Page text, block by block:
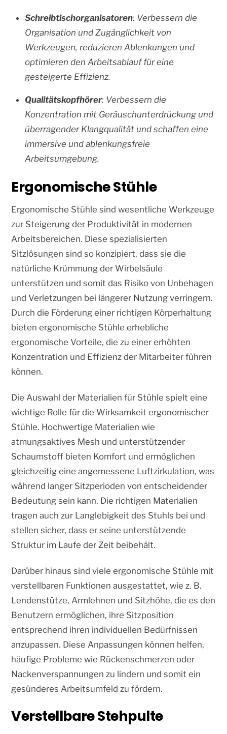
Schreibtischorganisatoren: Verbessern die
Organisation und Zugänglichkeit von
Werkzeugen, reduzieren Ablenkungen und
optimieren den Arbeitsablauf für eine
gesteigerte Effizienz.
Qualitätskopfhörer: Verbessern die
Konzentration mit Geräuschunterdrückung und
überragender Klangqualität und schaffen eine
immersive und ablenkungsfreie
Arbeitsumgebung.
Ergonomische Stühle
Ergonomische Stühle sind wesentliche Werkzeuge
zur Steigerung der Produktivität in modernen
Arbeitsbereichen. Diese spezialisierten
Sitzlösungen sind so konzipiert, dass sie die
natürliche Krümmung der Wirbelsäule
unterstützen und somit das Risiko von Unbehagen
und Verletzungen bei längerer Nutzung verringern.
Durch die Förderung einer richtigen Körperhaltung
bieten ergonomische Stühle erhebliche
ergonomische Vorteile, die zu einer erhöhten
Konzentration und Effizienz der Mitarbeiter führen
können.
Die Auswahl der Materialien für Stühle spielt eine
wichtige Rolle für die Wirksamkeit ergonomischer
Stühle. Hochwertige Materialien wie
atmungsaktives Mesh und unterstützender
Schaumstoff bieten Komfort und ermöglichen
gleichzeitig eine angemessene Luftzirkulation, was
während langer Sitzperioden von entscheidender
Bedeutung sein kann. Die richtigen Materialien
tragen auch zur Langlebigkeit des Stuhls bei und
stellen sicher, dass er seine unterstützende
Struktur im Laufe der Zeit beibehält.
Darüber hinaus sind viele ergonomische Stühle mit
verstellbaren Funktionen ausgestattet, wie z. B.
Lendenstütze, Armlehnen und Sitzhöhe, die es den
Benutzern ermöglichen, ihre Sitzposition
entsprechend ihren individuellen Bedürfnissen
anzupassen. Diese Anpassungen können helfen,
häufige Probleme wie Rückenschmerzen oder
Nackenverspannungen zu lindern und somit ein
gesünderes Arbeitsumfeld zu fördern.
Verstellbare Stehpulte